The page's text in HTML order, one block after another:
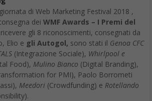
di Web Marketing Festival 2018 ,
dei WMF Awards – I Premi del
gli 8 riconoscimenti, consegnati da
Elio e gli Autogol, sono stati il Genoa CFC
(Integrazione Sociale), Whirlpool e
Food), Mulino Bianco (Digital Branding),
for PMI), Paolo Borrometi
Meedori (Crowdfunding) e Rotellando